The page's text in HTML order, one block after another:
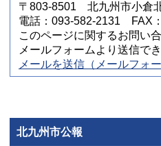
〒803-8501 北九州市小倉
電話：093-582-2131 FAX
このページに関するお問い
メールフォームより送信でき
メールを送信（メールフォー
北九州市公報